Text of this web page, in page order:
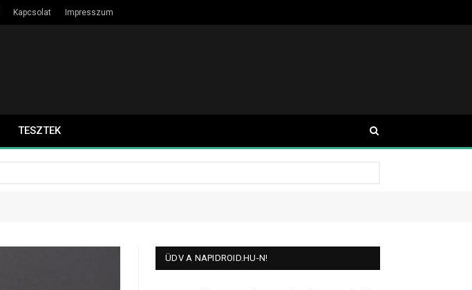
Kapcsolat Impresszum
TESZTEK
ÜDV A NAPIDROID.HU-N!